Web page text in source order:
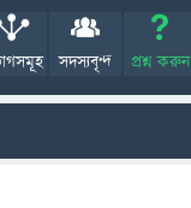
সদস্যবৃন্দ প্রশ্ন করুন